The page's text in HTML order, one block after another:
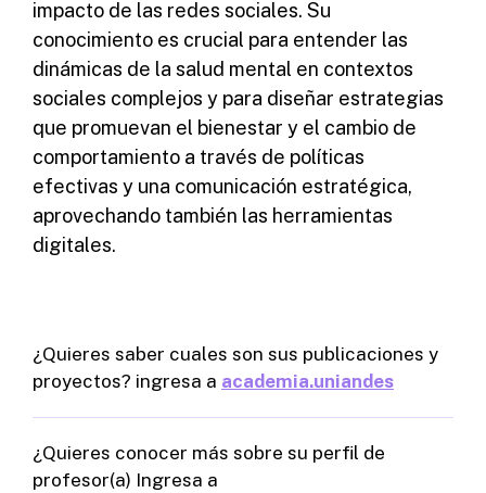
impacto de las redes sociales. Su
conocimiento es crucial para entender las
dinámicas de la salud mental en contextos
sociales complejos y para diseñar estrategias
que promuevan el bienestar y el cambio de
comportamiento a través de políticas
efectivas y una comunicación estratégica,
aprovechando también las herramientas
digitales.
¿Quieres saber cuales son sus publicaciones y
proyectos? ingresa a academia.uniandes
¿Quieres conocer más sobre su perfil de
profesor(a) Ingresa a